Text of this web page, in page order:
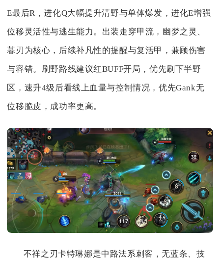
E最后R，进化Q大幅提升清野与单体爆发，进化E增强
位移灵活性与逃生能力。出装走穿甲流，幽梦之灵、
暮刃为核心，后续补凡性的提醒与复活甲，兼顾伤害
与容错。刷野路线建议红BUFF开局，优先刷下半野
区，速升4级后看线上血量与控制情况，优先Gank无
位移脆皮，成功率更高。
不祥之刃卡特琳娜是中路法系刺客，无蓝条、技